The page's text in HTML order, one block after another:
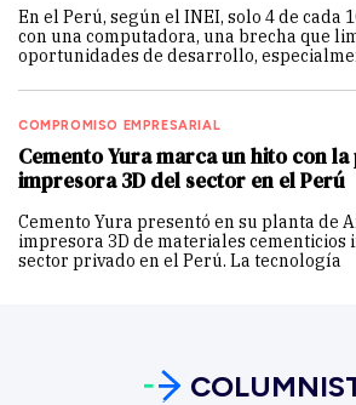
En el Perú, según el INEI, solo 4 de cada
con una computadora, una brecha que
oportunidades de desarrollo,
COMPROMISO EMPRESARIAL
Cemento Yura marca un hito con
impresora 3D del sector en el Perú
Cemento Yura presentó en su planta de
impresora 3D de materiales cementicios
sector privado en el Perú. La tecnología